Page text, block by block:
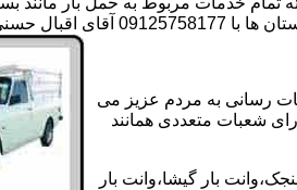
بگیرید..
رسانی به مردم عزیز می
شعبات متعددی همانند
بار گیشا،وانت بار